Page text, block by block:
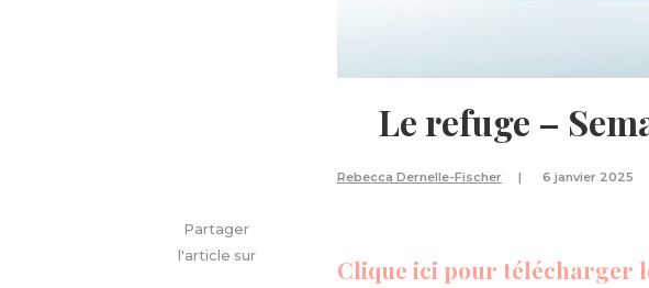
Le refuge –
Rebecca Dernelle-Fischer 6 janvier 2025
Partager
l'article sur
Clique ici pour télécharger